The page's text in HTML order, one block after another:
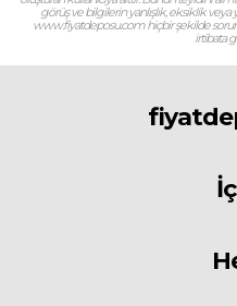
görüş ve bilgilerin yanlışlık, eksiklik veya
www.fiyatdeposu.com hiçbir şekilde
irtibata